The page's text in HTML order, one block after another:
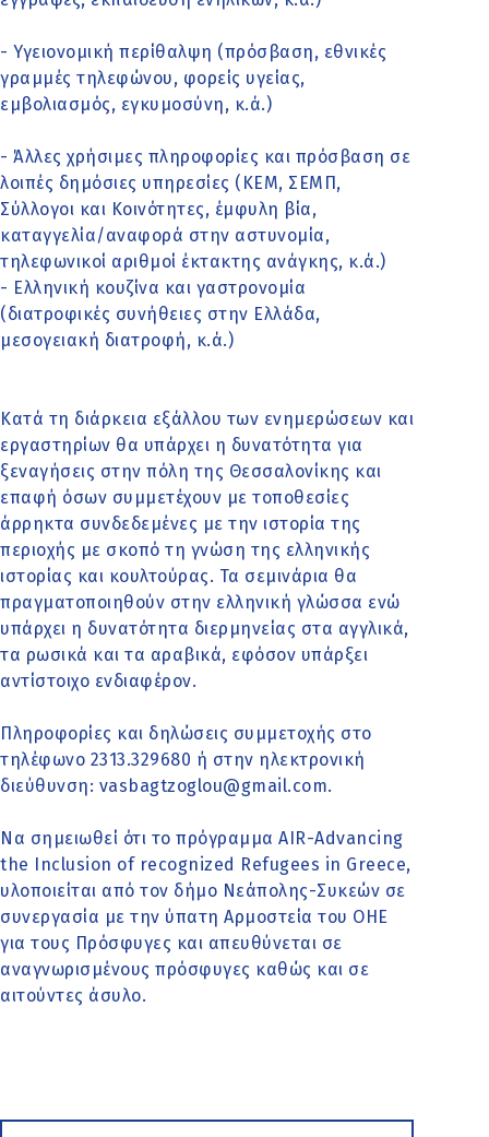
- Υγειονομική περίθαλψη (πρόσβαση, εθνικές
γραμμές τηλεφώνου, φορείς υγείας,
εμβολιασμός, εγκυμοσύνη, κ.ά.)
- Άλλες χρήσιμες πληροφορίες και πρόσβαση σε
λοιπές δημόσιες υπηρεσίες (ΚΕΜ, ΣΕΜΠ,
Σύλλογοι και Κοινότητες, έμφυλη βία,
καταγγελία/αναφορά στην αστυνομία,
τηλεφωνικοί αριθμοί έκτακτης ανάγκης, κ.ά.)
- Ελληνική κουζίνα και γαστρονομία
(διατροφικές συνήθειες στην Ελλάδα,
μεσογειακή διατροφή, κ.ά.)
Κατά τη διάρκεια εξάλλου των ενημερώσεων και
εργαστηρίων θα υπάρχει η δυνατότητα για
ξεναγήσεις στην πόλη της Θεσσαλονίκης και
επαφή όσων συμμετέχουν με τοποθεσίες
άρρηκτα συνδεδεμένες με την ιστορία της
περιοχής με σκοπό τη γνώση της ελληνικής
ιστορίας και κουλτούρας. Τα σεμινάρια θα
πραγματοποιηθούν στην ελληνική γλώσσα ενώ
υπάρχει η δυνατότητα διερμηνείας στα αγγλικά,
τα ρωσικά και τα αραβικά, εφόσον υπάρξει
αντίστοιχο ενδιαφέρον.
Πληροφορίες και δηλώσεις συμμετοχής στο
τηλέφωνο 2313.329680 ή στην ηλεκτρονική
διεύθυνση: vasbagtzoglou@gmail.com.
Να σημειωθεί ότι το πρόγραμμα AIR-Advancing
the Inclusion of recognized Refugees in Greece,
υλοποιείται από τον δήμο Νεάπολης-Συκεών σε
συνεργασία με την ύπατη Αρμοστεία του ΟΗΕ
για τους Πρόσφυγες και απευθύνεται σε
αναγνωρισμένους πρόσφυγες καθώς και σε
αιτούντες άσυλο.